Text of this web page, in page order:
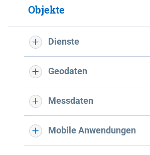
Objekte
Dienste
Geodaten
Messdaten
Mobile Anwendungen